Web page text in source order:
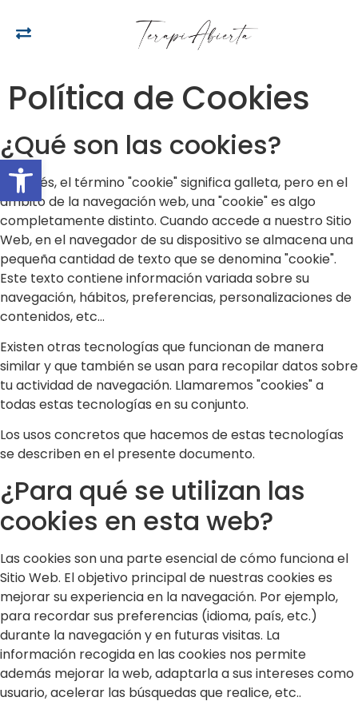
Open toolbar
Política de Cookies
¿Qué son las cookies?
En inglés, el término "cookie" significa galleta, pero en el
ámbito de la navegación web, una "cookie" es algo
completamente distinto. Cuando accede a nuestro Sitio
Web, en el navegador de su dispositivo se almacena una
pequeña cantidad de texto que se denomina "cookie".
Este texto contiene información variada sobre su
navegación, hábitos, preferencias, personalizaciones de
contenidos, etc...
Existen otras tecnologías que funcionan de manera
similar y que también se usan para recopilar datos sobre
tu actividad de navegación. Llamaremos "cookies" a
todas estas tecnologías en su conjunto.
Los usos concretos que hacemos de estas tecnologías
se describen en el presente documento.
¿Para qué se utilizan las
cookies en esta web?
Las cookies son una parte esencial de cómo funciona el
Sitio Web. El objetivo principal de nuestras cookies es
mejorar su experiencia en la navegación. Por ejemplo,
para recordar sus preferencias (idioma, país, etc.)
durante la navegación y en futuras visitas. La
información recogida en las cookies nos permite
además mejorar la web, adaptarla a sus intereses como
usuario, acelerar las búsquedas que realice, etc..